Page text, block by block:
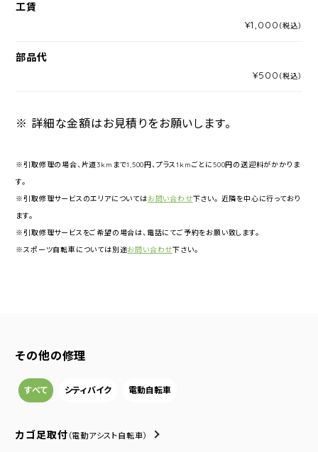
工賃
¥1,000 （税込）
部品代
¥500 （税込）
※ 詳細な金額はお見積りをお願いします。
※引取修理の場合、片道3kmまで1,500円、プラス1kmごとに500円の送迎料がかかりま
す。
※引取修理サービスのエリアについてはお問い合わせ下さい。 近隣を中心に行っており
ます。
※引取修理サービスをご希望の場合は、電話にてご予約をお願い致します。
※スポーツ自転車については別途お問い合わせ下さい。
その他の修理
すべて シティバイク 電動自転車
カゴ足取付 （電動アシスト自転車）